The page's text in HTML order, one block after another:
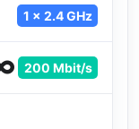
1 x 2.4 GHz
200 Mbit/s